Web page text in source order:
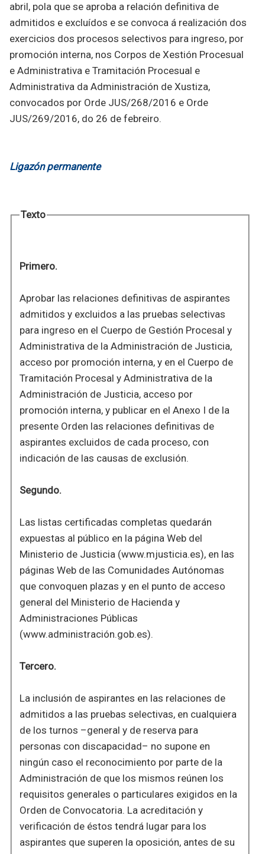
abril, pola que se aproba a relación definitiva de
admitidos e excluídos e se convoca á realización dos
exercicios dos procesos selectivos para ingreso, por
promoción interna, nos Corpos de Xestión Procesual
e Administrativa e Tramitación Procesual e
Administrativa da Administración de Xustiza,
convocados por Orde JUS/268/2016 e Orde
JUS/269/2016, do 26 de febreiro.
Ligazón permanente
Texto
Primero.
Aprobar las relaciones definitivas de aspirantes
admitidos y excluidos a las pruebas selectivas
para ingreso en el Cuerpo de Gestión Procesal y
Administrativa de la Administración de Justicia,
acceso por promoción interna, y en el Cuerpo de
Tramitación Procesal y Administrativa de la
Administración de Justicia, acceso por
promoción interna, y publicar en el Anexo I de la
presente Orden las relaciones definitivas de
aspirantes excluidos de cada proceso, con
indicación de las causas de exclusión.
Segundo.
Las listas certificadas completas quedarán
expuestas al público en la página Web del
Ministerio de Justicia (www.mjusticia.es), en las
páginas Web de las Comunidades Autónomas
que convoquen plazas y en el punto de acceso
general del Ministerio de Hacienda y
Administraciones Públicas
(www.administración.gob.es).
Tercero.
La inclusión de aspirantes en las relaciones de
admitidos a las pruebas selectivas, en cualquiera
de los turnos –general y de reserva para
personas con discapacidad– no supone en
ningún caso el reconocimiento por parte de la
Administración de que los mismos reúnen los
requisitos generales o particulares exigidos en la
Orden de Convocatoria. La acreditación y
verificación de éstos tendrá lugar para los
aspirantes que superen la oposición, antes de su